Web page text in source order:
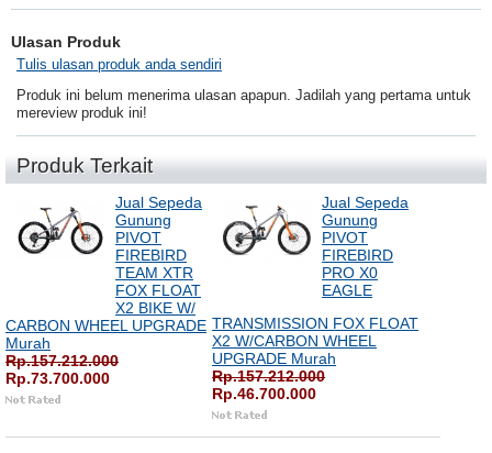
Ulasan Produk
Tulis ulasan produk anda sendiri
Produk ini belum menerima ulasan apapun. Jadilah yang pertama untuk
mereview produk ini!
Produk Terkait
Jual Sepeda
Gunung
PIVOT
FIREBIRD
TEAM XTR
FOX FLOAT
X2 BIKE W/
CARBON WHEEL UPGRADE
Murah
Rp.157.212.000
Rp.73.700.000
Jual Sepeda
Gunung
PIVOT
FIREBIRD
PRO X0
EAGLE
TRANSMISSION FOX FLOAT
X2 W/CARBON WHEEL
UPGRADE Murah
Rp.157.212.000
Rp.46.700.000